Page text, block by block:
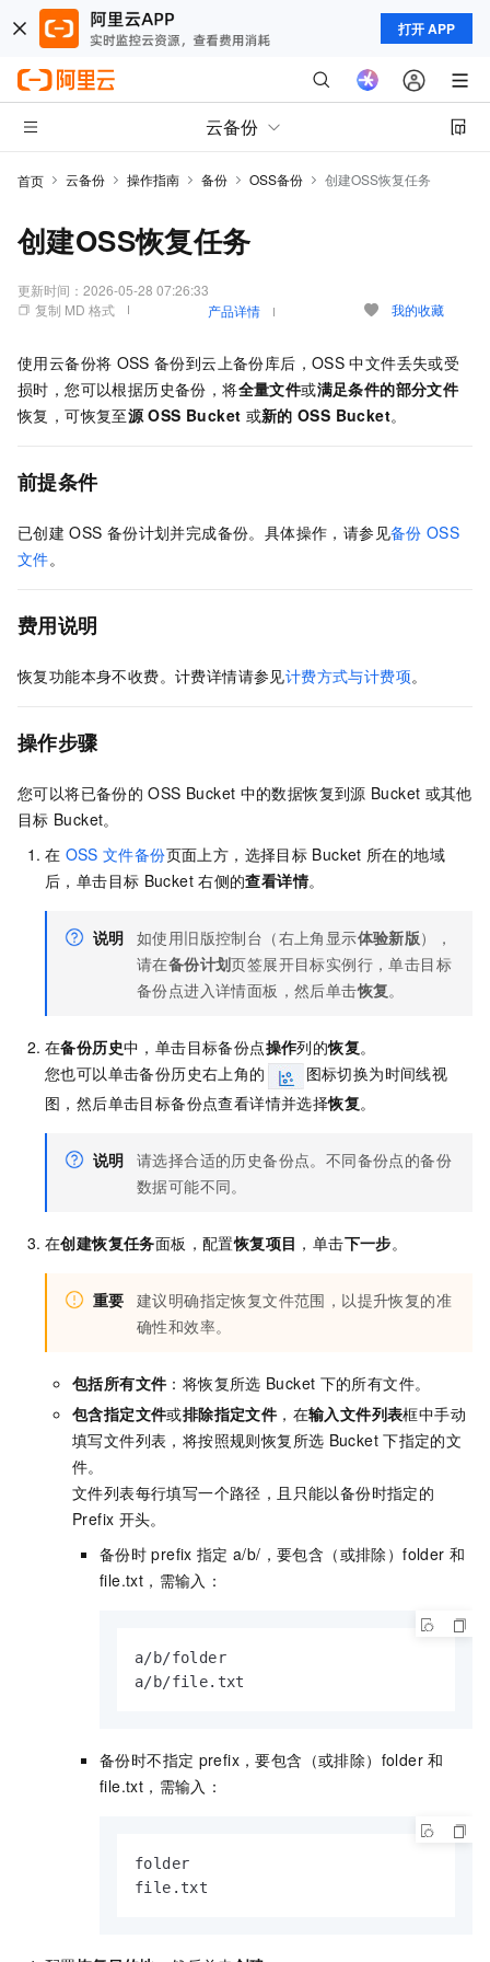
打开 APP
云备份
首页 云备份 操作指南 备份 OSS备份 创建OSS恢复任务
创建OSS恢复任务
更新时间： 2026-05-28 07:26:33
复制 MD 格式
产品详情 我的收藏
使用云备份将 OSS 备份到云上备份库后，OSS 中文件丢失或受
损时，您可以根据历史备份，将全量文件或满足条件的部分文件
恢复，可恢复至源 OSS Bucket 或新的 OSS Bucket。
前提条件
已创建 OSS 备份计划并完成备份。具体操作，请参见备份 OSS
文件。
费用说明
恢复功能本身不收费。计费详情请参见计费方式与计费项。
操作步骤
您可以将已备份的 OSS Bucket 中的数据恢复到源 Bucket 或其他
目标 Bucket。
在 OSS 文件备份页面上方，选择目标 Bucket 所在的地域
后，单击目标 Bucket 右侧的查看详情。
说明 如使用旧版控制台（右上角显示体验新版），
请在备份计划页签展开目标实例行，单击目标
备份点进入详情面板，然后单击恢复。
在备份历史中，单击目标备份点操作列的恢复。
您也可以单击备份历史右上角的
图标切换为时间线视
图，然后单击目标备份点查看详情并选择恢复。
说明 请选择合适的历史备份点。不同备份点的备份
数据可能不同。
在创建恢复任务面板，配置恢复项目 ，单击下一步。
重要 建议明确指定恢复文件范围，以提升恢复的准
确性和效率。
包括所有文件 ：将恢复所选 Bucket 下的所有文件。
包含指定文件或排除指定文件 ，在输入文件列表框中手动
填写文件列表，将按照规则恢复所选 Bucket 下指定的文
件。
文件列表每行填写一个路径，且只能以备份时指定的
Prefix 开头。
备份时 prefix 指定 a/b/，要包含（或排除）folder 和
file.txt，需输入：
a/b/folder
a/b/file.txt
备份时不指定 prefix，要包含（或排除）folder 和
file.txt，需输入：
folder
file.txt